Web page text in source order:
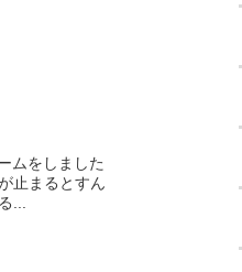
ムをしました
止まるとすん
...